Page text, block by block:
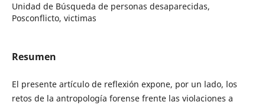
Unidad de Búsqueda de personas desaparecidas,
Posconflicto, victimas
Resumen
El presente artículo de reflexión expone, por un lado, los
retos de la antropología forense frente las violaciones a